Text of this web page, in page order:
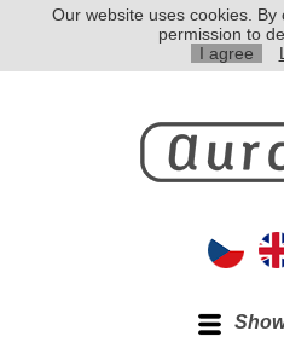
Our website uses cookies.
permission to
I agree